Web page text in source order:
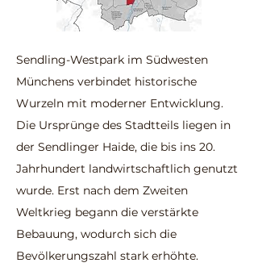
Sendling-Westpark im Südwesten
Münchens verbindet historische
Wurzeln mit moderner Entwicklung.
Die Ursprünge des Stadtteils liegen in
der Sendlinger Haide, die bis ins 20.
Jahrhundert landwirtschaftlich genutzt
wurde. Erst nach dem Zweiten
Weltkrieg begann die verstärkte
Bebauung, wodurch sich die
Bevölkerungszahl stark erhöhte.